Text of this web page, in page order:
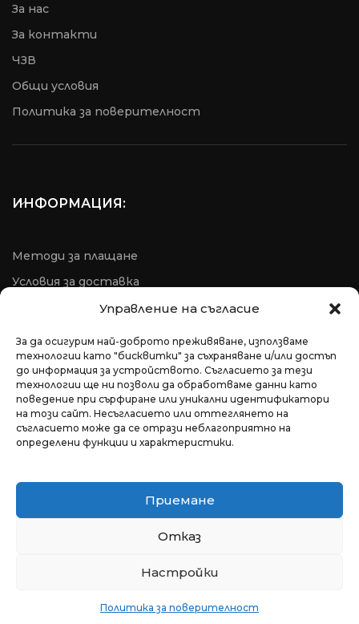
Управление на съгласие
За да осигурим най-доброто преживяване, използваме
технологии като "бисквитки" за съхраняване и/или достъп
до информация за устройството. Съгласието за тези
технологии ще ни позволи да обработваме данни като
поведение при сърфиране или уникални идентификатори
на този сайт. Несъгласието или оттеглянето на
съгласието може да се отрази неблагоприятно на
определени функции и характеристики.
Приемане
Отказ
Настройки
Политика за поверителност
За нас
За контакти
ЧЗВ
Общи условия
Пoлитика за поверителност
ИНФОРМАЦИЯ:
Методи за плащане
Условия за доставка
Условия за рекламация
Всички права запазени.